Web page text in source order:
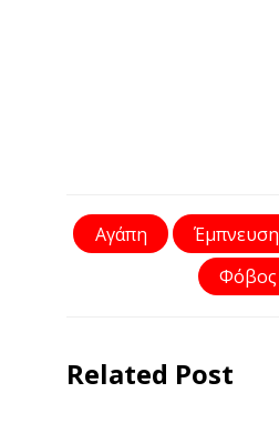
Αγάπη Έμπνευση
Φόβος
Related Post